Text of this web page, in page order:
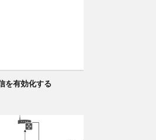
有効化する